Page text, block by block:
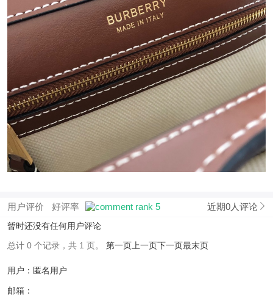
用户评价 好评率 近期0人评论
暂时还没有任何用户评论
总计 0 个记录，共 1 页。 第一页 上一页下一页最末页
用户：匿名用户
邮箱：